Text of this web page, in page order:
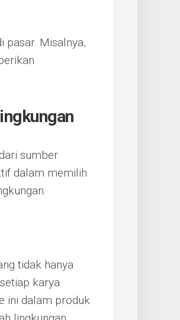
pasar. Misalnya,
sumber
dalam memilih
tidak hanya
karya.
ini dalam produk